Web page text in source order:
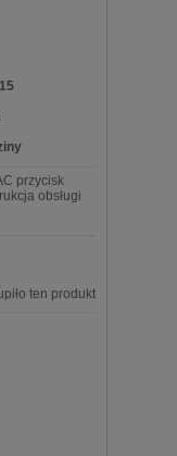
15
przycisk
obsługi
ten produkt